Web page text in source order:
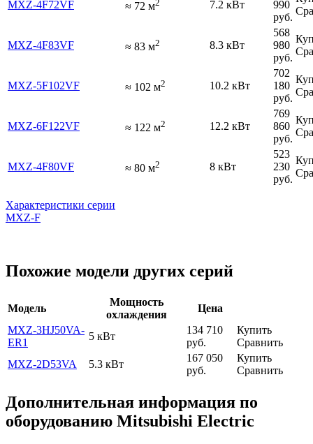
MXZ-4F72VF ≈ 72 м2 7.2 кВт
990
руб.
MXZ-4F83VF ≈ 83 м2 8.3 кВт
568
980
руб.
MXZ-5F102VF ≈ 102 м2 10.2 кВт
702
180
руб.
MXZ-6F122VF ≈ 122 м2 12.2 кВт
769
860
руб.
MXZ-4F80VF ≈ 80 м2 8 кВт
523
230
руб.
Характеристики серии
MXZ-F
Похожие модели других серий
Модель
Мощность
охлаждения
Цена
MXZ-3HJ50VA-
ER1
5 кВт
134 710
руб.
Купить
Сравнить
MXZ-2D53VA
5.3 кВт
167 050
руб.
Купить
Сравнить
Дополнительная информация по
оборудованию Mitsubishi Electric